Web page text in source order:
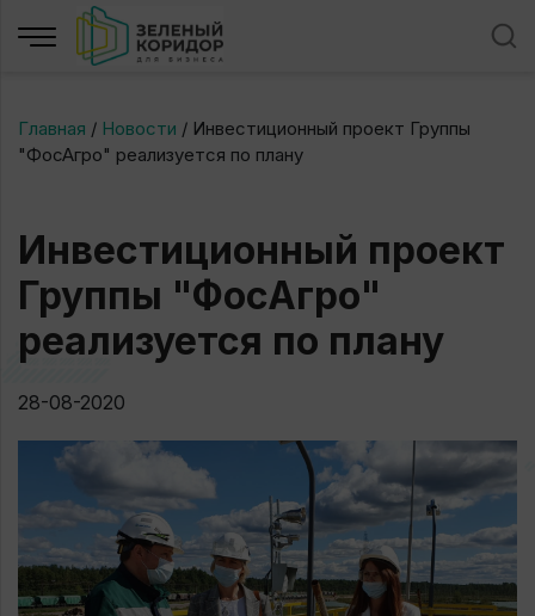
Главная / Новости / Инвестиционный проект Группы
"ФосАгро" реализуется по плану
Инвестиционный проект
Группы "ФосАгро"
реализуется по плану
28-08-2020